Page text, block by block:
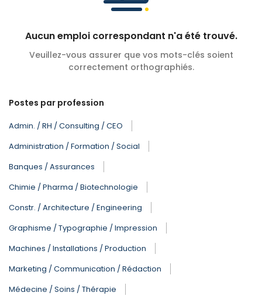
Aucun emploi correspondant n'a été trouvé.
Veuillez-vous assurer que vos mots-clés soient
correctement orthographiés.
Postes par profession
Admin. / RH / Consulting / CEO
Administration / Formation / Social
Banques / Assurances
Chimie / Pharma / Biotechnologie
Constr. / Architecture / Engineering
Graphisme / Typographie / Impression
Machines / Installations / Production
Marketing / Communication / Rédaction
Médecine / Soins / Thérapie